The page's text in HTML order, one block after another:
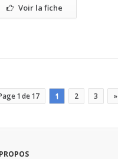
Voir la fiche
1 de 17 1 2 3 »